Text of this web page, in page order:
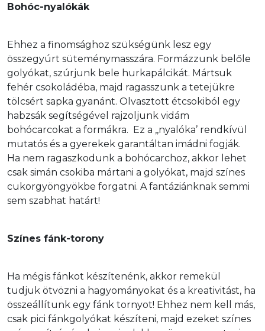
Bohóc-nyalókák
Ehhez a finomsághoz szükségünk lesz egy
összegyúrt süteménymasszára. Formázzunk belőle
golyókat, szúrjunk bele hurkapálcikát. Mártsuk
fehér csokoládéba, majd ragasszunk a tetejükre
tölcsért sapka gyanánt. Olvasztott étcsokiból egy
habzsák segítségével rajzoljunk vidám
bohócarcokat a formákra.  Ez a ,,nyalóka’ rendkívül
mutatós és a gyerekek garantáltan imádni fogják.
Ha nem ragaszkodunk a bohócarchoz, akkor lehet
csak simán csokiba mártani a golyókat, majd színes
cukorgyöngyökbe forgatni. A fantáziánknak semmi
sem szabhat határt!
Színes fánk-torony
Ha mégis fánkot készítenénk, akkor remekül
tudjuk ötvözni a hagyományokat és a kreativitást, ha
összeállítunk egy fánk tornyot! Ehhez nem kell más,
csak pici fánkgolyókat készíteni, majd ezeket színes